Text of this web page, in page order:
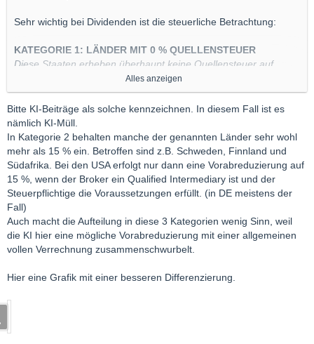
Sehr wichtig bei Dividenden ist die steuerliche Betrachtung:
KATEGORIE 1: LÄNDER MIT 0 % QUELLENSTEUER
Diese Staaten erheben überhaupt keine Quellensteuer auf
Dividenden für ausländische Anleger. Die Bruttodividende geht
ohne Abzug im Heimatland an Ihr deutsches Depot.
Großbritannien(Beispiele: Unilever, Shell, BP, HSBC, Rio
Tinto)
Singapur(Beispiele: DBS Bank, Singapore
Telecommunications)
Hongkong(Hinweis: Gilt nur für Firmen mit Sitz in HK,
nicht für Festland-China)
ausgenommen Zinszahlungen/JCP)
Vereinigte Arabische Emirate / Katar
KATEGORIE 2: LÄNDER MIT AUTOMATISCHER
Alles anzeigen
Bitte KI-Beiträge als solche kennzeichnen. In diesem Fall ist es
nämlich KI-Müll.
In Kategorie 2 behalten manche der genannten Länder sehr wohl
mehr als 15 % ein. Betroffen sind z.B. Schweden, Finnland und
Südafrika. Bei den USA erfolgt nur dann eine Vorabreduzierung auf
15 %, wenn der Broker ein Qualified Intermediary ist und der
Steuerpflichtige die Voraussetzungen erfüllt. (in DE meistens der
Fall)
Auch macht die Aufteilung in diese 3 Kategorien wenig Sinn, weil
die KI hier eine mögliche Vorabreduzierung mit einer allgemeinen
vollen Verrechnung zusammenschwurbelt.
Hier eine Grafik mit einer besseren Differenzierung.